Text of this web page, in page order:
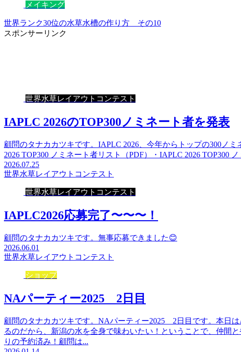
メイキング
世界ランク30位の水草水槽の作り方 その10
スポンサーリンク
世界水草レイアウトコンテスト
IAPLC 2026のTOP300ノミネート者を発表
顧問のタナカカツキです。IAPLC 2026、今年からトップの300ノ
2026 TOP300 ノミネート者リスト（PDF）・IAPLC 2026 TOP300
2026.07.25
世界水草レイアウトコンテスト
世界水草レイアウトコンテスト
IAPLC2026応募完了〜〜〜！
顧問のタナカカツキです。無事応募できました😊
2026.06.01
世界水草レイアウトコンテスト
ショップ
NAパーティー2025 2日目
顧問のタナカカツキです。NAパーティー2025 2日目です。本日
るのだから、新潟の水を全身で味わいたい！ということで、仲間
りの予約済み！顧問は...